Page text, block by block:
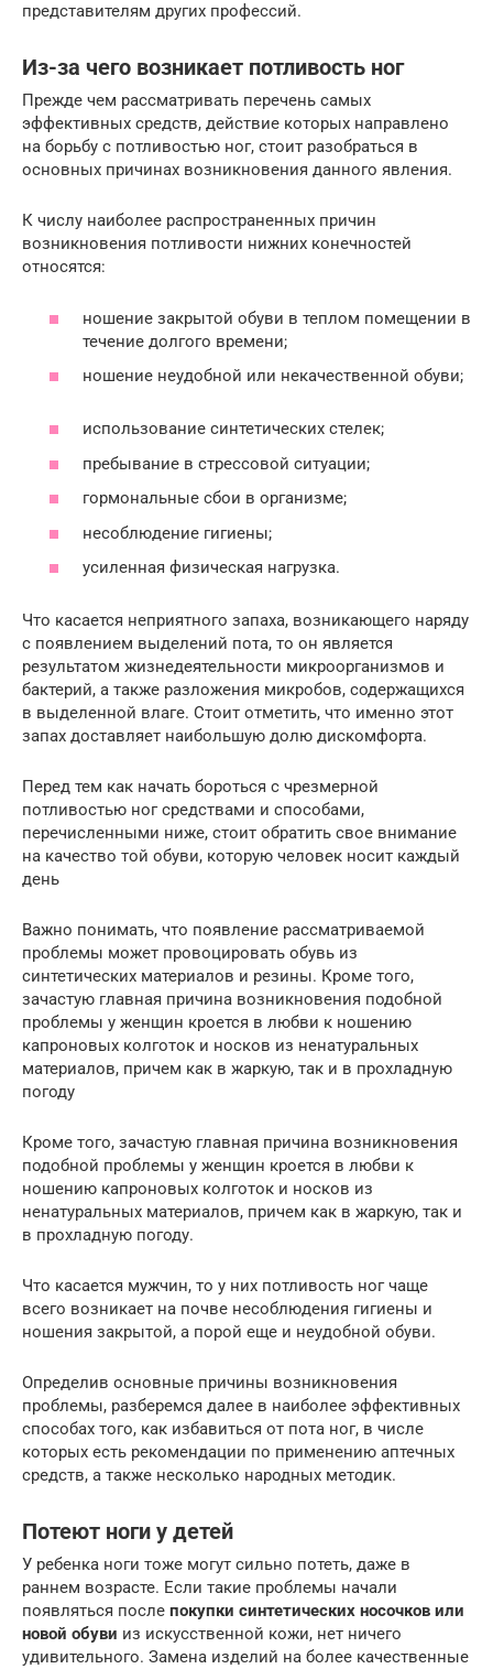
представителям других профессий.
Из-за чего возникает потливость ног
Прежде чем рассматривать перечень самых
эффективных средств, действие которых направлено
на борьбу с потливостью ног, стоит разобраться в
основных причинах возникновения данного явления.
К числу наиболее распространенных причин
возникновения потливости нижних конечностей
относятся:
ношение закрытой обуви в теплом помещении в
течение долгого времени;
ношение неудобной или некачественной обуви;
использование синтетических стелек;
пребывание в стрессовой ситуации;
гормональные сбои в организме;
несоблюдение гигиены;
усиленная физическая нагрузка.
Что касается неприятного запаха, возникающего наряду
с появлением выделений пота, то он является
результатом жизнедеятельности микроорганизмов и
бактерий, а также разложения микробов, содержащихся
в выделенной влаге. Стоит отметить, что именно этот
запах доставляет наибольшую долю дискомфорта.
Перед тем как начать бороться с чрезмерной
потливостью ног средствами и способами,
перечисленными ниже, стоит обратить свое внимание
на качество той обуви, которую человек носит каждый
день
Важно понимать, что появление рассматриваемой
проблемы может провоцировать обувь из
синтетических материалов и резины. Кроме того,
зачастую главная причина возникновения подобной
проблемы у женщин кроется в любви к ношению
капроновых колготок и носков из ненатуральных
материалов, причем как в жаркую, так и в прохладную
погоду
Кроме того, зачастую главная причина возникновения
подобной проблемы у женщин кроется в любви к
ношению капроновых колготок и носков из
ненатуральных материалов, причем как в жаркую, так и
в прохладную погоду.
Что касается мужчин, то у них потливость ног чаще
всего возникает на почве несоблюдения гигиены и
ношения закрытой, а порой еще и неудобной обуви.
Определив основные причины возникновения
проблемы, разберемся далее в наиболее эффективных
способах того, как избавиться от пота ног, в числе
которых есть рекомендации по применению аптечных
средств, а также несколько народных методик.
Потеют ноги у детей
У ребенка ноги тоже могут сильно потеть, даже в
раннем возрасте. Если такие проблемы начали
появляться после покупки синтетических носочков или
новой обуви из искусственной кожи, нет ничего
удивительного. Замена изделий на более качественные